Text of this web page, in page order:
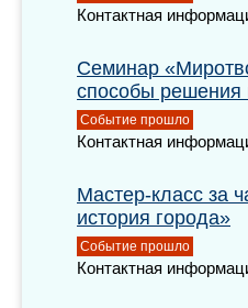
Контактная
Семинар
способы решения
Событие прошло
Контактная
Мастер-класс за
история города»
Событие прошло
Контактная